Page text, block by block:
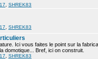
SHREK83
SHREK83
Ici vous faites le point sur la
domotique... Bref, ici on construit.
SHREK83